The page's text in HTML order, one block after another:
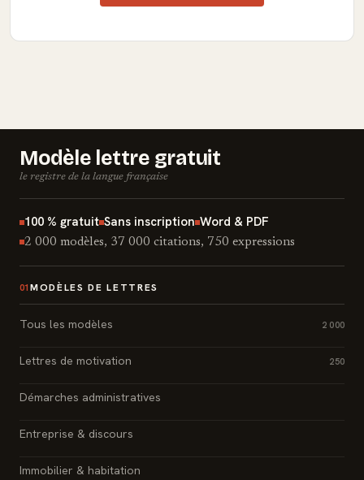
Modèle lettre gratuit
le registre de la langue française
100 % gratuit Sans inscription Word & PDF
2 000 modèles, 37 000 citations, 750 expressions
01 MODÈLES DE LETTRES
Tous les modèles 2 000
Lettres de motivation 250
Démarches administratives
Entreprise & discours
Immobilier & habitation